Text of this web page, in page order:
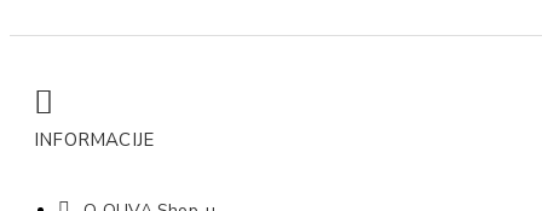
INFORMACIJE